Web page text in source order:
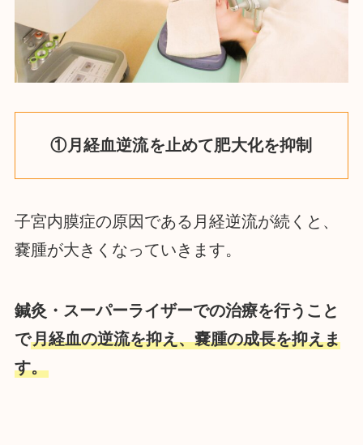
①月経血逆流を止めて肥大化を抑制
子宮内膜症の原因である月経逆流が続くと、
嚢腫が大きくなっていきます。
鍼灸・スーパーライザーでの治療を行うこと
で月経血の逆流を抑え、嚢腫の成長を抑えま
す。